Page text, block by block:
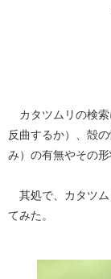
カタツムリの検索
反曲するか）、殻
み）の有無やその形
其処で、カタツム
てみた。